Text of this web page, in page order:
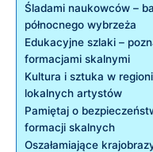
Śladami naukowców –
północnego wybrzeża
Edukacyjne szlaki –
formacjami skalnymi
Kultura i sztuka w
lokalnych artystów
Pamiętaj o
formacji skalnych
Oszałamiające